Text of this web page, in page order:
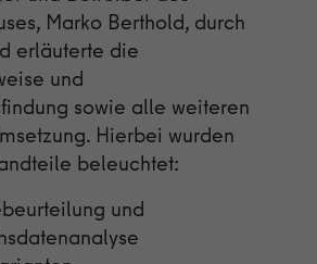
Marko Berthold, durch
erläuterte die
und
sowie alle weiteren
Hierbei wurden
beleuchtet:
und
der Cookies und externen Inhalte.
Script- und Ereignisbehandlung.
Informationen anzeigen
Website externe Inhalte, um Ihnen
anzubieten.